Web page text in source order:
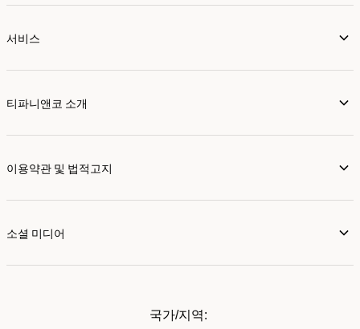
서비스
티파니앤코 소개
이용약관 및 법적고지
소셜 미디어
국가/지역: